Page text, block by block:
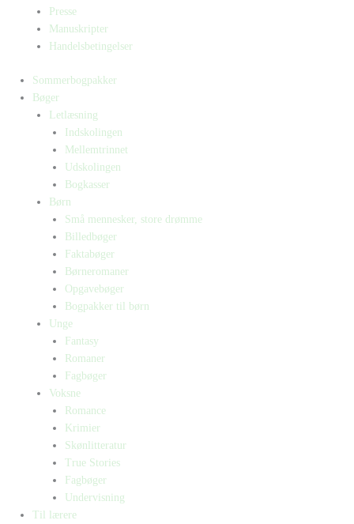
Presse
Manuskripter
Handelsbetingelser
Sommerbogpakker
Bøger
Letlæsning
Indskolingen
Mellemtrinnet
Udskolingen
Bogkasser
Børn
Små mennesker, store drømme
Billedbøger
Faktabøger
Børneromaner
Opgavebøger
Bogpakker til børn
Unge
Fantasy
Romaner
Fagbøger
Voksne
Romance
Krimier
Skønlitteratur
True Stories
Fagbøger
Undervisning
Til lærere